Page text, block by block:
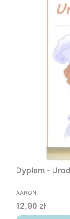
Dyplom -
PRODUCENT
AARON
Cena
12,90 zł